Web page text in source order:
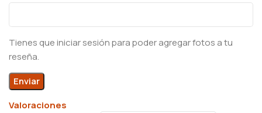
Valoraciones
Tienes que iniciar sesión para poder agregar fotos a tu
reseña.